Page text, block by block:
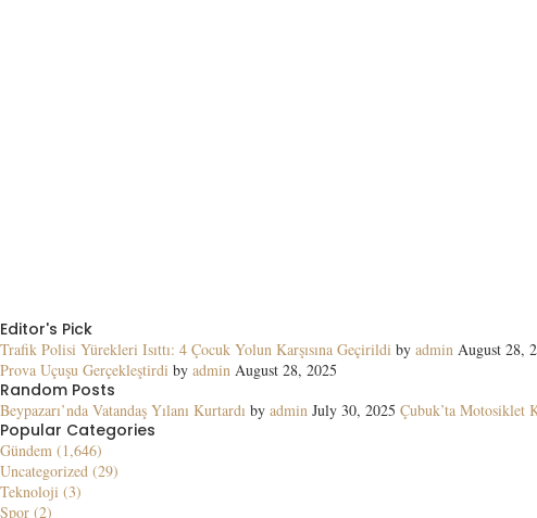
Editor's Pick
Trafik Polisi Yürekleri Isıttı: 4 Çocuk Yolun Karşısına Geçirildi by admin August 28,
Prova Uçuşu Gerçekleştirdi by admin August 28, 2025
Random Posts
Beypazarı’nda Vatandaş Yılanı Kurtardı by admin July 30, 2025 Çubuk’ta Motosiklet
Popular Categories
Gündem (1,646)
Uncategorized (29)
Teknoloji (3)
Spor (2)